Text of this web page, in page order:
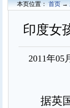
本页位置：首页→
印度女
2011年
据英国